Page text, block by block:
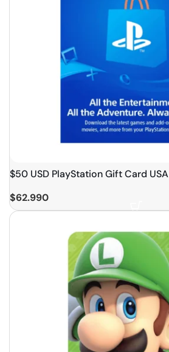
$50 USD PlayStation Gift Card USA
$62.990